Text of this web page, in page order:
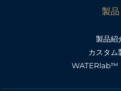
製品
製品紹
カスタム
WATERlab™